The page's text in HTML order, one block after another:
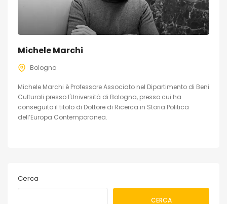
Michele Marchi
Bologna
Michele Marchi è Professore Associato nel Dipartimento di Beni
Culturali presso l'Università di Bologna, presso cui ha
conseguito il titolo di Dottore di Ricerca in Storia Politica
dell’Europa Contemporanea.
Cerca
CERCA